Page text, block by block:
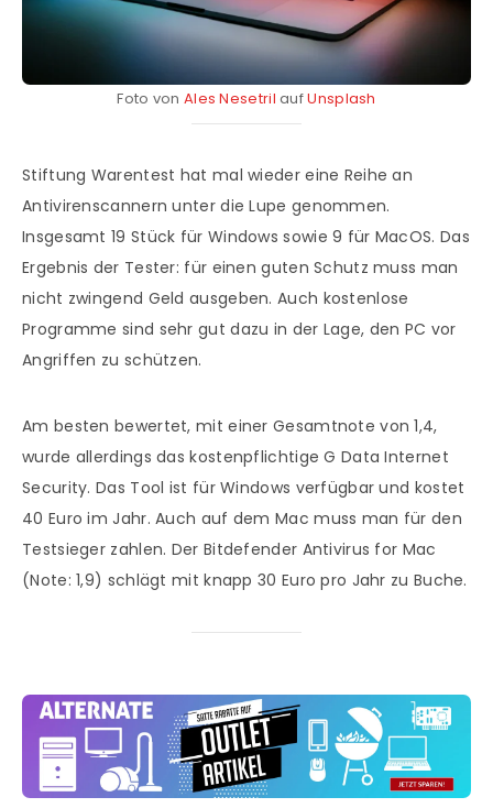
Foto von Ales Nesetril aufUnsplash
Stiftung Warentest hat mal wieder eine Reihe an
Antivirenscannern unter die Lupe genommen.
Insgesamt 19 Stück für Windows sowie 9 für MacOS. Das
Ergebnis der Tester: für einen guten Schutz muss man
nicht zwingend Geld ausgeben. Auch kostenlose
Programme sind sehr gut dazu in der Lage, den PC vor
Angriffen zu schützen.
Am besten bewertet, mit einer Gesamtnote von 1,4,
wurde allerdings das kostenpflichtige G Data Internet
Security. Das Tool ist für Windows verfügbar und kostet
40 Euro im Jahr. Auch auf dem Mac muss man für den
Testsieger zahlen. Der Bitdefender Antivirus for Mac
(Note: 1,9) schlägt mit knapp 30 Euro pro Jahr zu Buche.